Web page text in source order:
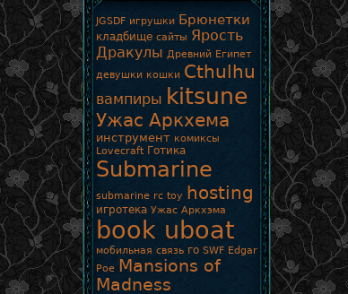
JGSDF игрушки Брюнетки
кладбище сайты Ярость
Дракулы Древний Египет
девушки кошки Cthulhu
вампиры kitsune
Ужас Аркхема
инструмент комиксы
Lovecraft Готика
Submarine
submarine rc toy hosting
игротека Ужас Аркхэма
book uboat
мобильная связь го SWF Edgar
Poe Mansions of
Madness